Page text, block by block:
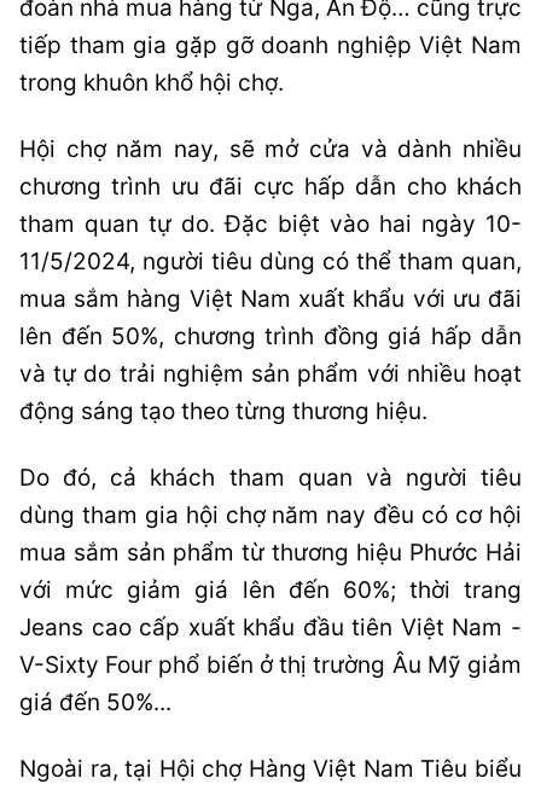
đoàn nhà mua hàng từ Nga, Ấn Độ… cũng trực
tiếp tham gia gặp gỡ doanh nghiệp Việt Nam
trong khuôn khổ hội chợ.
Hội chợ năm nay, sẽ mở cửa và dành nhiều
chương trình ưu đãi cực hấp dẫn cho khách
tham quan tự do. Đặc biệt vào hai ngày 10-
11/5/2024, người tiêu dùng có thể tham quan,
mua sắm hàng Việt Nam xuất khẩu với ưu đãi
lên đến 50%, chương trình đồng giá hấp dẫn
và tự do trải nghiệm sản phẩm với nhiều hoạt
động sáng tạo theo từng thương hiệu.
Do đó, cả khách tham quan và người tiêu
dùng tham gia hội chợ năm nay đều có cơ hội
mua sắm sản phẩm từ thương hiệu Phước Hải
với mức giảm giá lên đến 60%; thời trang
Jeans cao cấp xuất khẩu đầu tiên Việt Nam -
V-Sixty Four phổ biến ở thị trường Âu Mỹ giảm
giá đến 50%...
Ngoài ra, tại Hội chợ Hàng Việt Nam Tiêu biểu